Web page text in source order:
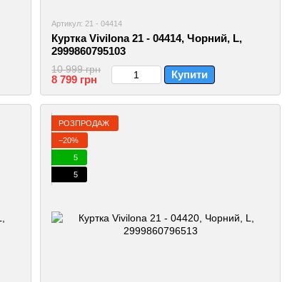
Артикул: 21 - 04414
Куртка Vivilona 21 - 04414, Чорний, L,
2999860795103
10 999 грн
8 799 грн Купити
РОЗПРОДАЖ
−20%
5
5